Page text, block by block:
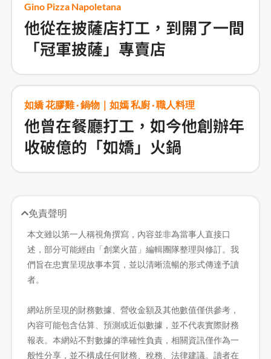
Gino Pizza Napoletana
他從在披薩店打工，到開了一間
「冠軍披薩」專賣店
如嬌 花膠雞 · 鍋物｜如嫣 私廚 · 職人料理
他曾在餐廳打工，如今他創辦年
收破億的「如嬌」火鍋
免責聲明
本文雖以第一人稱視角撰寫，內容並非為當事人直接口
述，部分可能經由「創業火苗」編輯團隊整理與修訂。我
們旨在忠實呈現故事本質，並以清晰流暢的形式傳達予讀
者。
網站所呈現的財務數據、營收金額及其他數值僅供參考，
內容可能包含估算、預測或近似數據，並不代表實際財務
報表。本網站不對數據的準確性負責，相關資訊僅作為一
般性分享，並不構成任何財務、稅務、法律建議。讀者在